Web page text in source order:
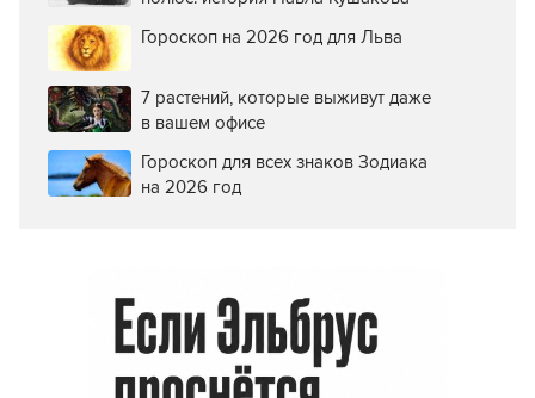
Гороскоп на 2026 год для Льва
7 растений, которые выживут даже
в вашем офисе
Гороскоп для всех знаков Зодиака
на 2026 год